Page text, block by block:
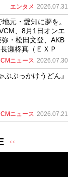
エンタメ 2026.07.31
元・愛知に夢を。
、8月1日オンエ
・松田文登、AKB
瀬柊真（ＥＸＰ
CMニュース 2026.07.30
ぶぶっかけうどん』
CMニュース 2026.07.21